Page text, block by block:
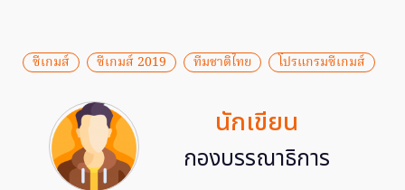
ซีเกมส์ ซีเกมส์ 2019 ทีมชาติไทย โปรแกรมซีเกมส์
นักเขียน
กองบรรณาธิการ